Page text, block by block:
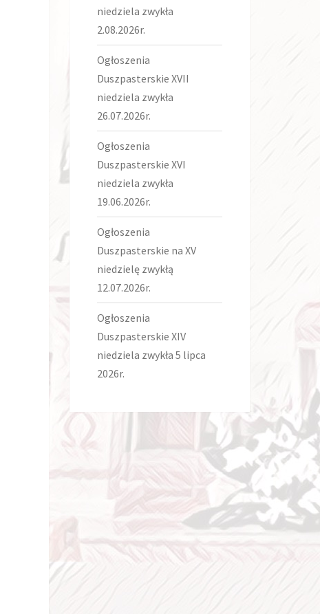
niedziela zwykła
2.08.2026r.
Ogłoszenia
Duszpasterskie XVII
niedziela zwykła
26.07.2026r.
Ogłoszenia
Duszpasterskie XVI
niedziela zwykła
19.06.2026r.
Ogłoszenia
Duszpasterskie na XV
niedzielę zwykłą
12.07.2026r.
Ogłoszenia
Duszpasterskie XIV
niedziela zwykła 5 lipca
2026r.